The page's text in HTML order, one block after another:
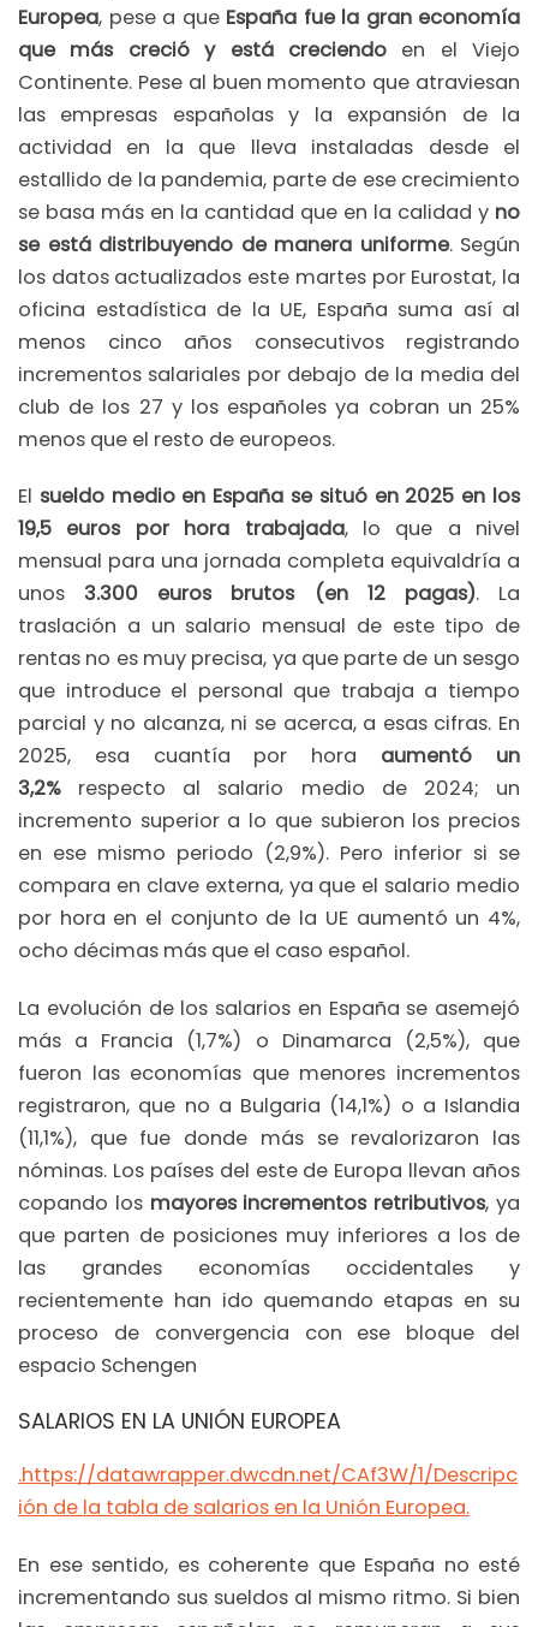
Europea, pese a que España fue la gran economía
que más creció y está creciendoen el Viejo
Continente. Pese al buen momento que atraviesan
las empresas españolas y la expansión de la
actividad en la que lleva instaladas desde el
estallido de la pandemia, parte de ese crecimiento
se basa más en la cantidad que en la calidad y no
se está distribuyendo de manera uniforme. Según
los datos actualizados este martes por Eurostat, la
oficina estadística de la UE, España suma así al
menos cinco años consecutivos registrando
incrementos salariales por debajo de la media del
club de los 27 y los españoles ya cobran un 25%
menos que el resto de europeos.
El sueldo medio en España se situó en 2025 en los
19,5 euros por hora trabajada, lo que a nivel
mensual para una jornada completa equivaldría a
unos 3.300 euros brutos (en 12 pagas). La
traslación a un salario mensual de este tipo de
rentas no es muy precisa, ya que parte de un sesgo
que introduce el personal que trabaja a tiempo
parcial y no alcanza, ni se acerca, a esas cifras. En
2025, esa cuantía por hora aumentó un
3,2% respecto al salario medio de 2024; un
incremento superior a lo que subieron los precios
en ese mismo periodo (2,9%). Pero inferior si se
compara en clave externa, ya que el salario medio
por hora en el conjunto de la UE aumentó un 4%,
ocho décimas más que el caso español.
La evolución de los salarios en España se asemejó
más a Francia (1,7%) o Dinamarca (2,5%), que
fueron las economías que menores incrementos
registraron, que no a Bulgaria (14,1%) o a Islandia
(11,1%), que fue donde más se revalorizaron las
nóminas. Los países del este de Europa llevan años
copando los mayores incrementos retributivos, ya
que parten de posiciones muy inferiores a los de
las grandes economías occidentales y
recientemente han ido quemando etapas en su
proceso de convergencia con ese bloque del
espacio Schengen
SALARIOS EN LA UNIÓN EUROPEA
.https://datawrapper.dwcdn.net/CAf3W/1/Descripc
ión de la tabla de salarios en la Unión Europea.
En ese sentido, es coherente que España no esté
incrementando sus sueldos al mismo ritmo. Si bien